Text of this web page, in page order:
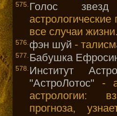
575. Голос звезд-
все случаи
576. фэн шуй -
577. Бабушка
578. Институт
"АстроЛотос" -
астрологии:
прогноза,